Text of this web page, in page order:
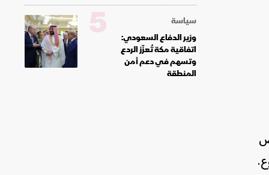
سياسة
وزير الدفاع السعودي:
اتفاقية مكة تُعزّز الردع
وتسهم في دعم أمن
المنطقة
5